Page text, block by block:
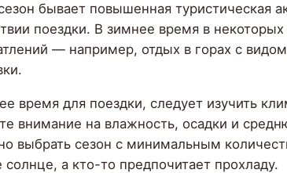
бывает повышенная туристическая
поездки. В зимнее время в
— например, отдых в горах с
время для поездки, следует изучить
внимание на влажность, осадки и
выбрать сезон с минимальным
а кто-то предпочитает прохладу.